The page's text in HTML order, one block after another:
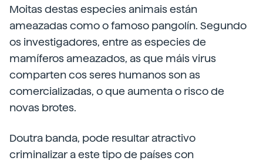
Moitas destas especies animais están
ameazadas como o famoso pangolín. Segundo
os investigadores, entre as especies de
mamíferos ameazados, as que máis virus
comparten cos seres humanos son as
comercializadas, o que aumenta o risco de
novas brotes.
Doutra banda, pode resultar atractivo
criminalizar a este tipo de países con